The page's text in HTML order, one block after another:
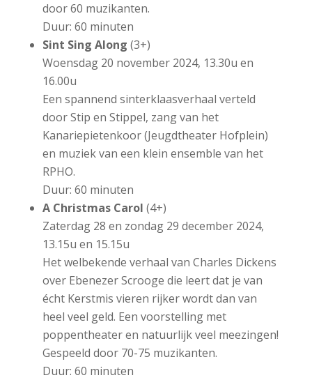
door 60 muzikanten.
Duur: 60 minuten
Sint Sing Along (3+)
Woensdag 20 november 2024, 13.30u en
16.00u
Een spannend sinterklaasverhaal verteld
door Stip en Stippel, zang van het
Kanariepietenkoor (Jeugdtheater Hofplein)
en muziek van een klein ensemble van het
RPHO.
Duur: 60 minuten
A Christmas Carol (4+)
Zaterdag 28 en zondag 29 december 2024,
13.15u en 15.15u
Het welbekende verhaal van Charles Dickens
over Ebenezer Scrooge die leert dat je van
écht Kerstmis vieren rijker wordt dan van
heel veel geld. Een voorstelling met
poppentheater en natuurlijk veel meezingen!
Gespeeld door 70-75 muzikanten.
Duur: 60 minuten